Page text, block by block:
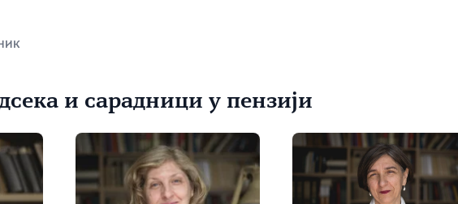
и сарадници у пензији